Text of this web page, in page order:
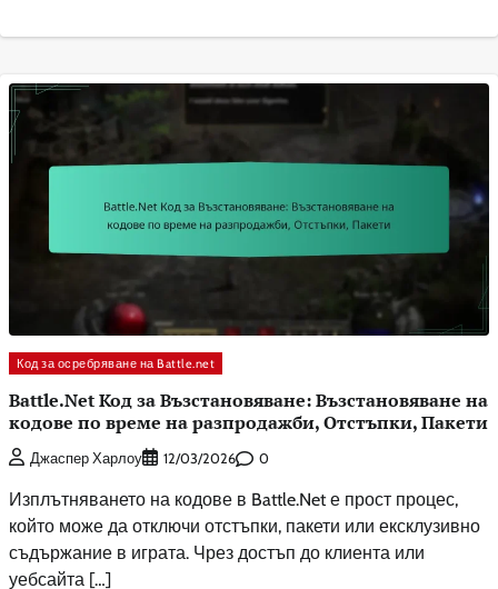
Код за осребряване на Battle.net
Battle.Net Код за Възстановяване: Възстановяване на
кодове по време на разпродажби, Отстъпки, Пакети
Джаспер Харлоу 12/03/2026 0
Изплътняването на кодове в Battle.Net е прост процес,
който може да отключи отстъпки, пакети или ексклузивно
съдържание в играта. Чрез достъп до клиента или
уебсайта […]